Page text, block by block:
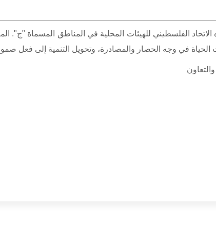
الاتحاد الفلسطيني للهيئات المحلية في المناطق المسماة "ج".
في وجه الحصار والمصادرة، وتحويل التنمية إلى فعل